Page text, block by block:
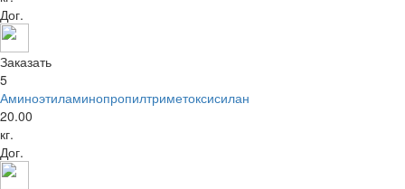
Дог.
Заказать
5
Аминоэтиламинопропилтриметоксисилан
20.00
кг.
Дог.